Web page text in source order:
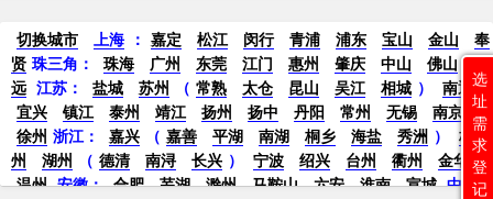
切换城市 上海 ： 嘉定 松江 闵行 青浦 浦东 宝山 金山
奉
贤 珠三角： 珠海 广州 东莞 江门 惠州 肇庆 中山 佛山
远 江苏 ： 盐城 苏州 （ 常熟 太仓 昆山 吴江 相城 ）
南通
宜兴
镇江 泰州 靖江 扬州 扬中 丹阳 常州 无锡
南京
徐州 浙江： 嘉兴 （ 嘉善 平湖 南湖 桐乡 海盐 秀洲 ）
杭
州
湖州 （ 德清 南浔 长兴 ） 宁波 绍兴 台州 衢州
金华
温州 安徽： 合肥 芜湖 滁州 马鞍山 六安 淮南 宣城 中
选
址
需
求
登
记